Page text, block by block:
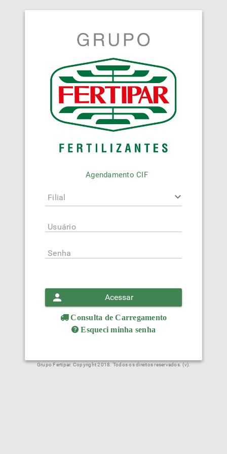
Agendamento CIF
Filial
Usuário
Senha
Acessar
Consulta de Carregamento
Esqueci minha senha
Grupo Fertipar. Copyright 2018. Todos os direitos reservados. (v).